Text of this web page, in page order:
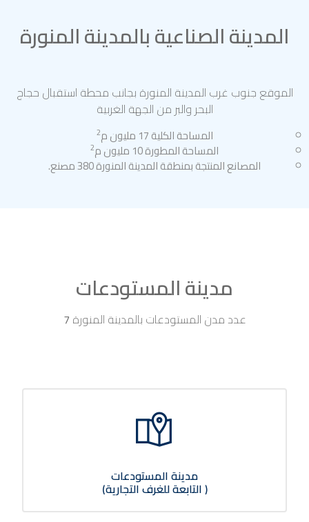
المدينة الصناعية بالمدينة المنورة
الموقع جنوب غرب المدينة المنورة بجانب محطة استقبال حجاج
البحر والبر من الجهة الغربية
المساحة الكلية 17 مليون م 2
المساحة المطورة 10 مليون م 2
المصانع المنتجة بمنطقة المدينة المنورة 380 مصنع.
مدينة المستودعات
عدد مدن المستودعات بالمدينة المنورة 7
مدينة المستودعات
( التابعة للغرف التجارية)